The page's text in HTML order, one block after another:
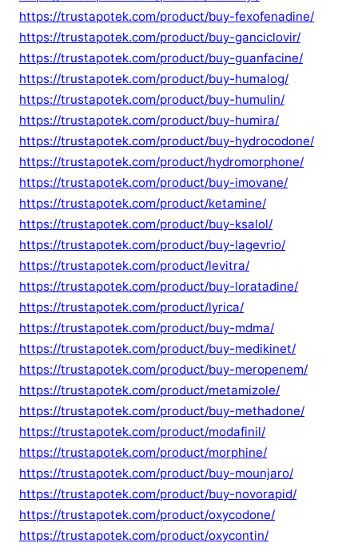
https://trustapotek.com/product/buy-fexofenadine/
https://trustapotek.com/product/buy-ganciclovir/
https://trustapotek.com/product/buy-guanfacine/
https://trustapotek.com/product/buy-humalog/
https://trustapotek.com/product/buy-humulin/
https://trustapotek.com/product/buy-humira/
https://trustapotek.com/product/buy-hydrocodone/
https://trustapotek.com/product/hydromorphone/
https://trustapotek.com/product/buy-imovane/
https://trustapotek.com/product/ketamine/
https://trustapotek.com/product/buy-ksalol/
https://trustapotek.com/product/buy-lagevrio/
https://trustapotek.com/product/levitra/
https://trustapotek.com/product/buy-loratadine/
https://trustapotek.com/product/lyrica/
https://trustapotek.com/product/buy-mdma/
https://trustapotek.com/product/buy-medikinet/
https://trustapotek.com/product/buy-meropenem/
https://trustapotek.com/product/metamizole/
https://trustapotek.com/product/buy-methadone/
https://trustapotek.com/product/modafinil/
https://trustapotek.com/product/morphine/
https://trustapotek.com/product/buy-mounjaro/
https://trustapotek.com/product/buy-novorapid/
https://trustapotek.com/product/oxycodone/
https://trustapotek.com/product/oxycontin/